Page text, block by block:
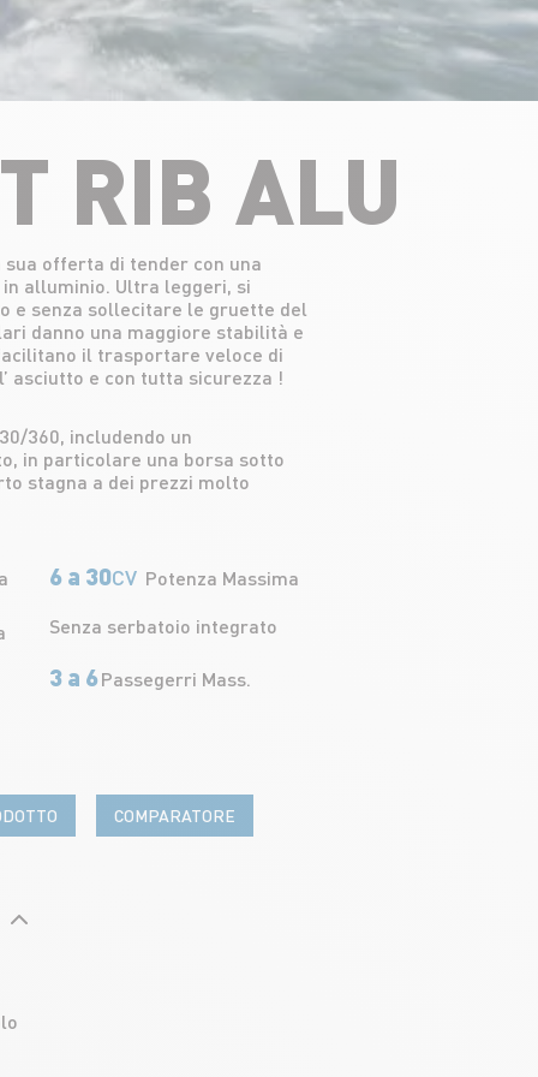
RIB ALU
offerta di tender con una
alluminio. Ultra leggeri, si
e senza sollecitare le gruette del
danno una maggiore stabilità e
il trasportare veloce di
asciutto e con tutta sicurezza !
360, includendo un
in particolare una borsa sotto
stagna a dei prezzi molto
6 a 30CV Potenza Massima
Senza serbatoio integrato
3 a 6Passegerri Mass.
COMPARATORE